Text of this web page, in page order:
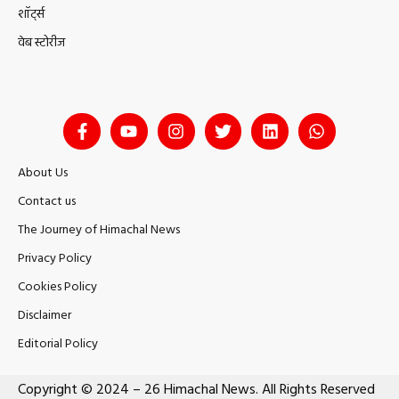
शॉर्ट्स
वेब स्टोरीज
About Us
Contact us
The Journey of Himachal News
Privacy Policy
Cookies Policy
Disclaimer
Editorial Policy
Copyright © 2024 – 26 Himachal News. All Rights Reserved